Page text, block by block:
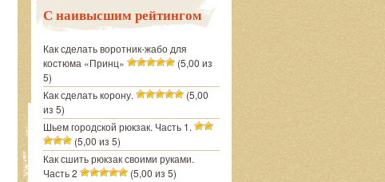
С наивысшим рейтингом
Как сделать воротник-жабо для
костюма «Принц»
(5,00 из
5)
Как сделать корону.
(5,00
из 5)
Шьем городской рюкзак. Часть 1.
(5,00 из 5)
Как сшить рюкзак своими руками.
Часть 2
(5,00 из 5)